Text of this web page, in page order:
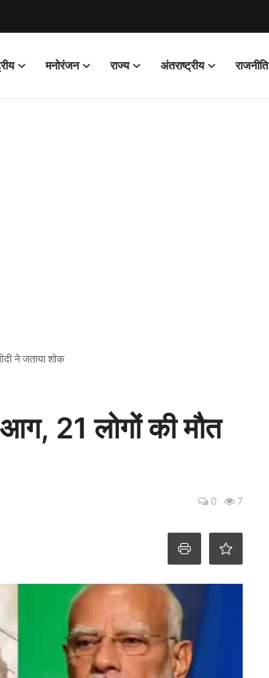
मनोरंजन राज्य अंतराष्ट्रीय राजनीति
ने जताया शोक
21 लोगों की मौत
0 7